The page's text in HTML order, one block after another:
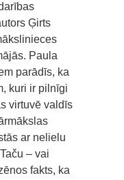
Ģirts
Paula
parādīs, ka
kuri ir pilnīgi
virtuvē valdīs
ar nelielu
– vai
fakts, ka